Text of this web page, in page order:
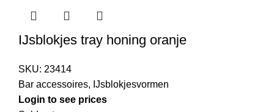
IJsblokjes tray honing oranje
SKU: 23414
Bar accessoires, IJsblokjesvormen
Login to see prices